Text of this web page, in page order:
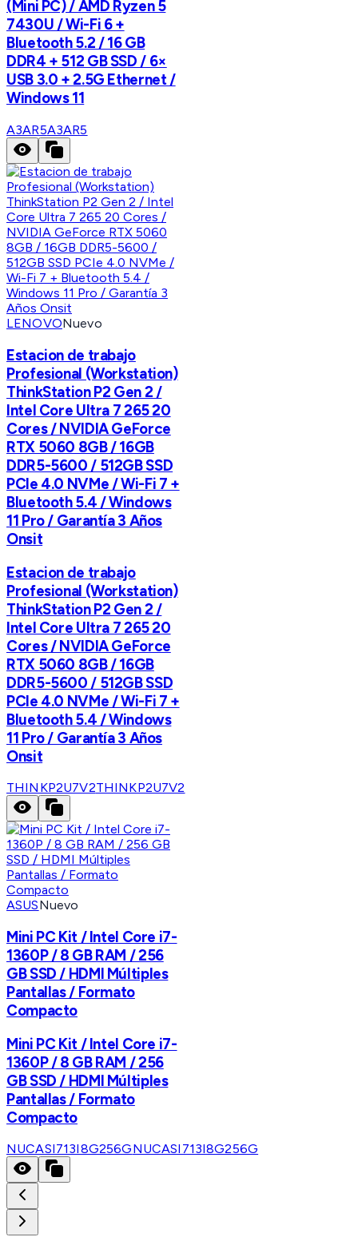
(Mini PC) / AMD Ryzen 5
7430U / Wi-Fi 6 +
Bluetooth 5.2 / 16 GB
DDR4 + 512 GB SSD / 6×
USB 3.0 + 2.5G Ethernet /
Windows 11
A3AR5A3AR5
LENOVONuevo
Estacion de trabajo
Profesional (Workstation)
ThinkStation P2 Gen 2 /
Intel Core Ultra 7 265 20
Cores / NVIDIA GeForce
RTX 5060 8GB / 16GB
DDR5-5600 / 512GB SSD
PCIe 4.0 NVMe / Wi-Fi 7 +
Bluetooth 5.4 / Windows
11 Pro / Garantía 3 Años
Onsit
Estacion de trabajo
Profesional (Workstation)
ThinkStation P2 Gen 2 /
Intel Core Ultra 7 265 20
Cores / NVIDIA GeForce
RTX 5060 8GB / 16GB
DDR5-5600 / 512GB SSD
PCIe 4.0 NVMe / Wi-Fi 7 +
Bluetooth 5.4 / Windows
11 Pro / Garantía 3 Años
Onsit
THINKP2U7V2THINKP2U7V2
ASUSNuevo
Mini PC Kit / Intel Core i7-
1360P / 8 GB RAM / 256
GB SSD / HDMI Múltiples
Pantallas / Formato
Compacto
Mini PC Kit / Intel Core i7-
1360P / 8 GB RAM / 256
GB SSD / HDMI Múltiples
Pantallas / Formato
Compacto
NUCASI713I8G256GNUCASI713I8G256G